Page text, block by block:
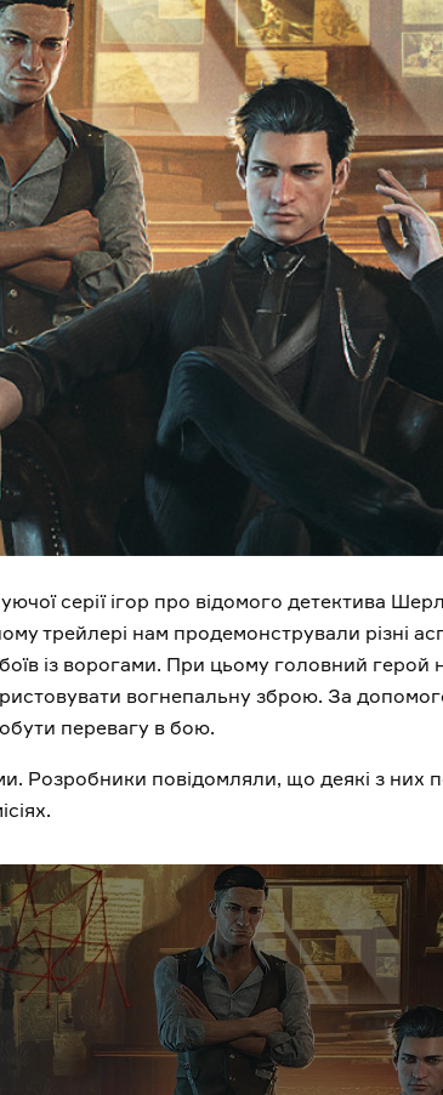
серії ігор про відомого детектива
трейлері нам продемонстрували різні
із ворогами. При цьому головний герой
вогнепальну зброю. За
перевагу в бою.
Розробники повідомляли, що деякі з них